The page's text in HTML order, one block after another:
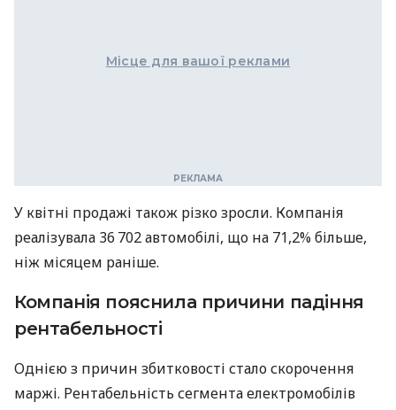
Місце для вашої реклами
У квітні продажі також різко зросли. Компанія
реалізувала 36 702 автомобілі, що на 71,2% більше,
ніж місяцем раніше.
Компанія пояснила причини падіння
рентабельності
Однією з причин збитковості стало скорочення
маржі. Рентабельність сегмента електромобілів